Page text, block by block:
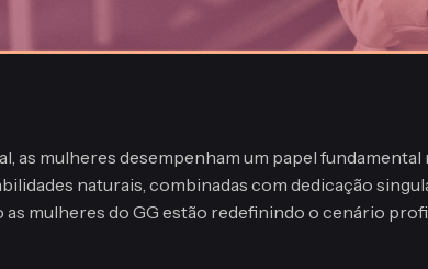
as mulheres desempenham um papel fundamental
naturais, combinadas com dedicação
mulheres do GG estão redefinindo o cenário